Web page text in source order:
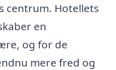
centrum. Hotellets
en
og for de
mere fred og